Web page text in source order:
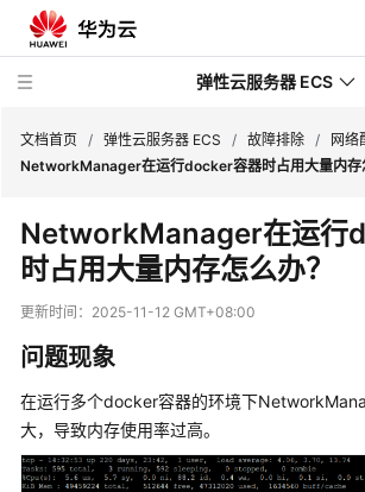
弹性云服务器 ECS
新
动
服
务
公
告
产
文档首页 / 弹性云服务器 ECS / 故障排除 / 网络
NetworkManager在运行docker容器时占用大量内存
NetworkManager在运行
时占用大量内存怎么办？
更新时间： 2025-11-12 GMT+08:00
问题现象
在运行多个docker容器的环境下
大，导致内存使用率过高。